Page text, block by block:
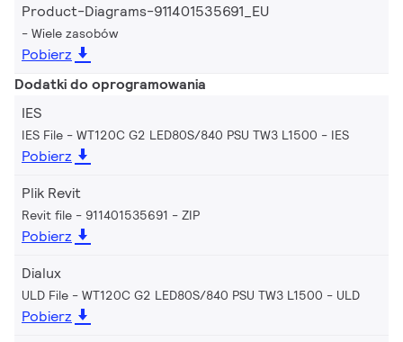
Product-Diagrams-911401535691_EU
Wiele zasobów
Pobierz
Dodatki do oprogramowania
IES
IES File - WT120C G2 LED80S/840 PSU TW3 L1500 IES
Pobierz
Plik Revit
Revit file - 911401535691 ZIP
Pobierz
Dialux
ULD File - WT120C G2 LED80S/840 PSU TW3 L1500 ULD
Pobierz